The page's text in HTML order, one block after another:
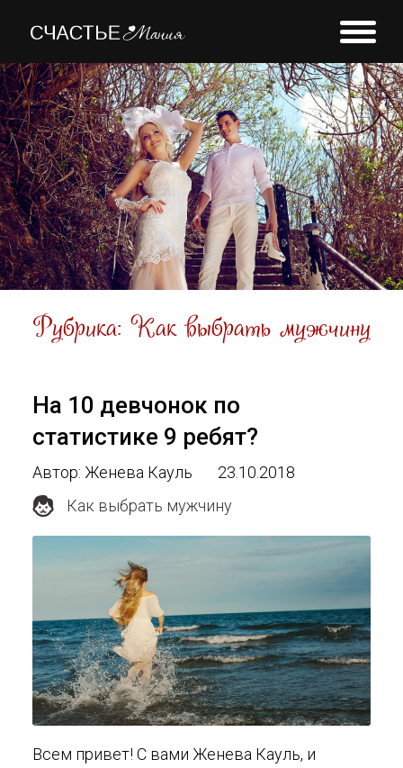
УСЛУГИ
О БЛОГЕ
КОНТАКТЫ
Рубрика: Как выбрать мужчину
На 10 девчонок по
статистике 9 ребят?
Автор: Женева Кауль
23.10.2018
Как выбрать мужчину
Всем привет! С вами Женева Кауль, и